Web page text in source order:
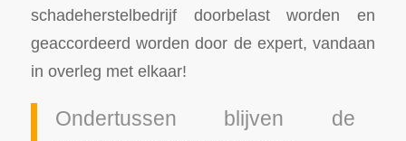
schadeherstelbedrijf doorbelast worden en
geaccordeerd worden door de expert, vandaan
in overleg met elkaar!
Ondertussen blijven de